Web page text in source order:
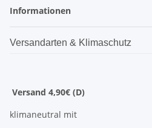
Informationen
Versandarten & Klimaschutz
Versand 4,90€ (D)
klimaneutral mit